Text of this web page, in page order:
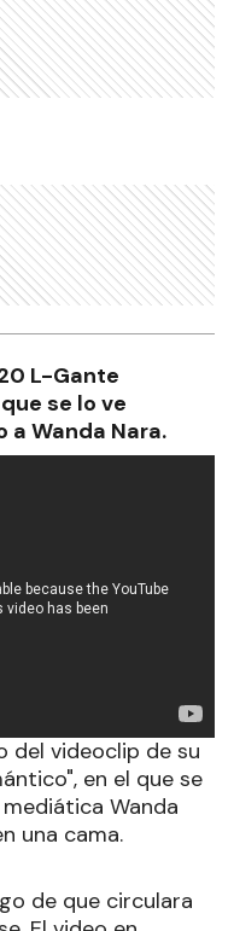
L-Gante
se lo ve
a Wanda Nara.
del videoclip de su
en el que se
Wanda
una cama.
de que circulara